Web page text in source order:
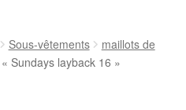
Sous-vêtements
maillots de
Sundays layback 16 »